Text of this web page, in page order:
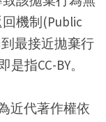
機制(Public
到最接近拋棄行
指CC-BY。
近代著作權依